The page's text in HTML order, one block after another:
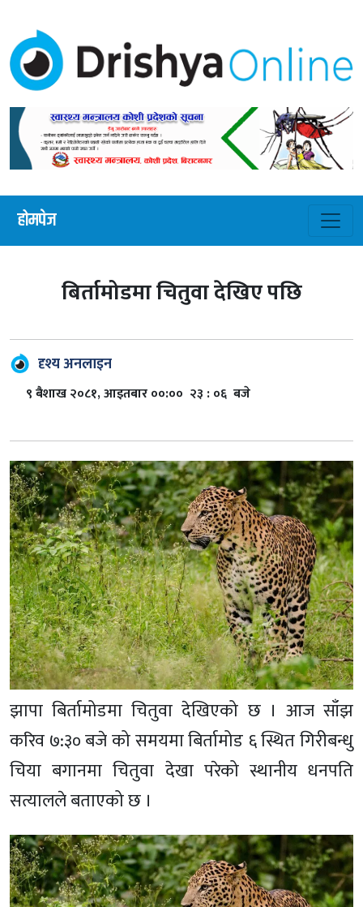
होमपेज
बिर्तामोडमा चितुवा देखिए पछि
दृश्य अनलाइन
९ बैशाख २०८१, आइतबार ००:०० २३ : ०६ बजे
झापा बिर्तामोडमा चितुवा देखिएको छ । आज साँझ
करिव ७:३० बजे को समयमा बिर्तामोड ६ स्थित गिरीबन्धु
चिया बगानमा चितुवा देखा परेको स्थानीय धनपति
सत्यालले बताएको छ ।